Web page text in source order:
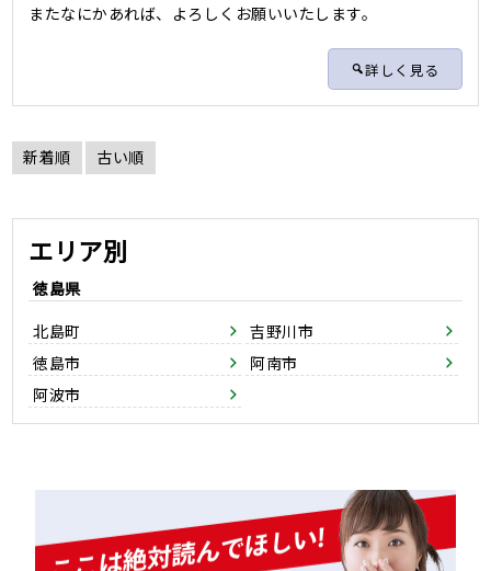
またなにかあれば、よろしくお願いいたします。
詳しく見る
新着順 古い順
エリア別
徳島県
北島町
吉野川市
徳島市
阿南市
阿波市